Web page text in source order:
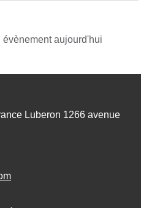
évènement aujourd'hui
Luberon 1266 avenue